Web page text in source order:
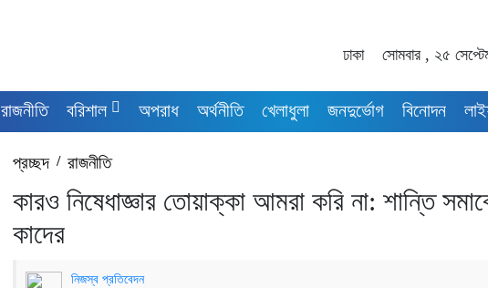
ঢাকা সোমবার , ২৫
রাজনীতি বরিশাল অপরাধ অর্থনীতি খেলাধুলা জনদুর্ভোগ বিনোদন
প্রচ্ছদ/রাজনীতি
কারও নিষেধাজ্ঞার তোয়াক্কা আমরা করি না: শান্তি
কাদের
নিজস্ব প্রতিবেদন